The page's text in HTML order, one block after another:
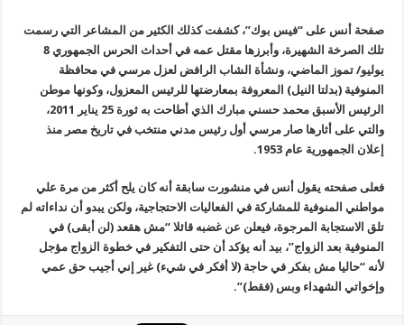
صفحة أنس على “فيس بوك”، كشفت كذلك الكثير من المشاعر التي رسمت
تلك الصرخة الشهيرة، وأبرزها مقتل عمه في أحداث الحرس الجمهوري 8
يوليو/ تموز الماضي، ونشأة الشاب الرافض لعزل مرسي في محافظة
المنوفية (بدلتا النيل) المعروفة بمعارضتها للرئيس المعزول، وكونها موطن
الرئيس الأسبق محمد حسني مبارك الذي أطاحت به ثورة 25 يناير 2011،
والتي على أثارها صار مرسي أول رئيس مدني منتخب في تاريخ مصر منذ
إعلان الجمهورية عام 1953.
فعلى صفحته يقول أنس في منشورت سابقة أنه كان يلح أكثر من مرة علي
مواطني المنوفية للمشاركة في الفعاليات الاحتجاجية، ولكن يبدو أن نداءاته لم
تلق الاستجابة المرجوة، فيعلن عن غضبه قائلا “مش هقعد (لن أبقى) في
المنوفية بعد الزواج”، بيد أنه يؤكد أن حتى التفكير في خطوة الزواج مؤجل
لأنه “حاليا مش بفكر في حاجة (لا أفكر في شيء) غير إني أجيب حق عمي
وإخواتي الشهداء وبس (فقط)”.